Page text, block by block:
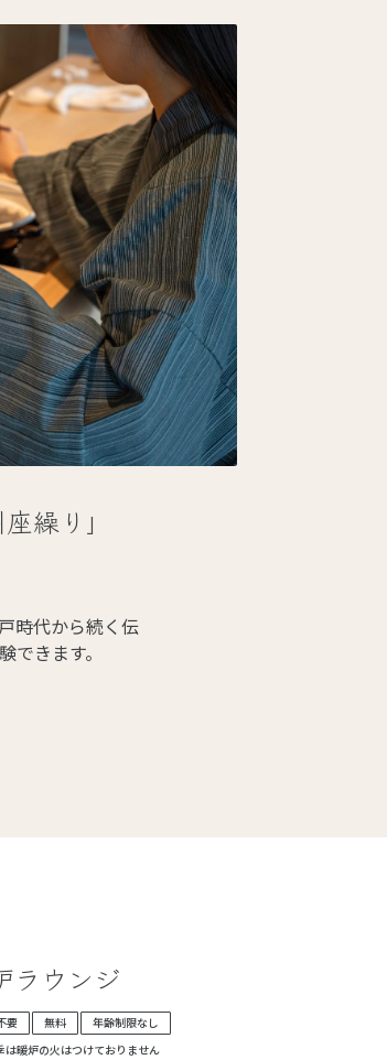
繰り」
時代から続く伝
きます。
、それぞれの地
伝統工芸、芸
ラウンジ
要 無料
年齢制限なし
は暖炉の火はつけておりません